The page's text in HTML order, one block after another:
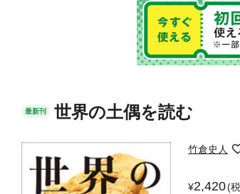
最新刊 世界の土偶を読む
竹倉史人
2,420(